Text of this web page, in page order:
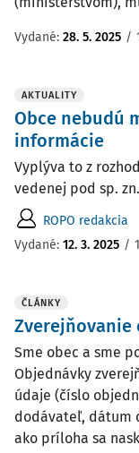
Vydané: 28. 5. 2025 /
AKTUALITY
Obce nebudú
informácie
Vyplýva to z
vedenej pod sp.
ROPO redakcia
Vydané: 12. 3. 2025 /
ČLÁNKY
Zverejňovanie
Sme obec a sme
Objednávky
údaje (číslo
dodávateľ, dátum
ako príloha sa